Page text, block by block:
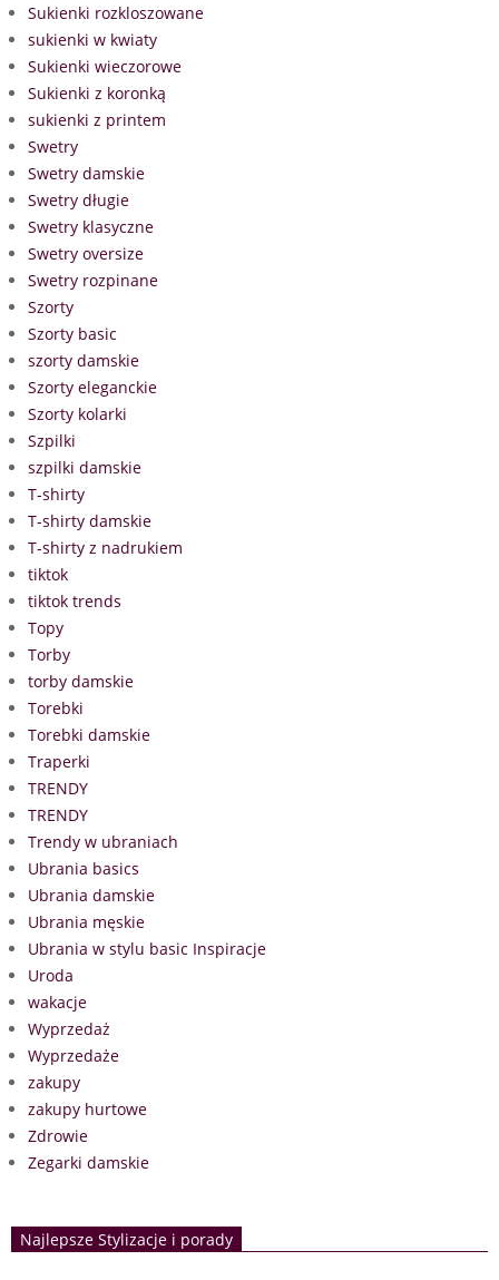
Sukienki rozkloszowane
sukienki w kwiaty
Sukienki wieczorowe
Sukienki z koronką
sukienki z printem
Swetry
Swetry damskie
Swetry długie
Swetry klasyczne
Swetry oversize
Swetry rozpinane
Szorty
Szorty basic
szorty damskie
Szorty eleganckie
Szorty kolarki
Szpilki
szpilki damskie
T-shirty
T-shirty damskie
T-shirty z nadrukiem
tiktok
tiktok trends
Topy
Torby
torby damskie
Torebki
Torebki damskie
Traperki
TRENDY
TRENDY
Trendy w ubraniach
Ubrania basics
Ubrania damskie
Ubrania męskie
Ubrania w stylu basic Inspiracje
Uroda
wakacje
Wyprzedaż
Wyprzedaże
zakupy
zakupy hurtowe
Zdrowie
Zegarki damskie
Najlepsze Stylizacje i porady